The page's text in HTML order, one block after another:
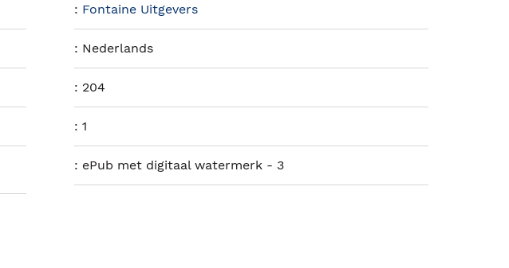
: Fontaine Uitgevers
: Nederlands
: 204
:1
: ePub met digitaal watermerk - 3